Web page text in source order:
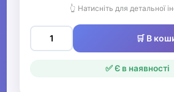
👆 Натисніть для детальної
🛒 В
✅ Є в наявності